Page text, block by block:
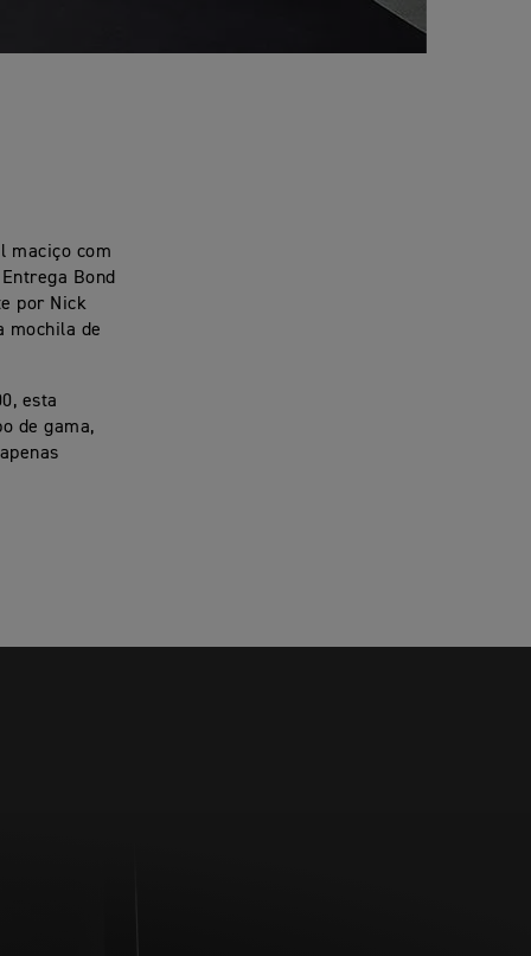
maciço com
Bond
por Nick
mochila de
esta
de gama,